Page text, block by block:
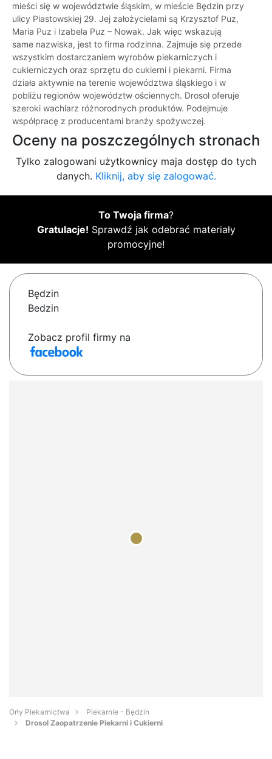
mieści się w województwie śląskim, w mieście Będzin przy
ulicy Piastowskiej 29. Jej założycielami są Krzysztof Puz,
Maria Puz i Izabela Puz – Nowak. Jak więc wskazują
same nazwiska, jest to firma rodzinna. Zajmuje się przede
wszystkim dostarczaniem wyrobów piekarniczych i
cukierniczych oraz sprzętu do cukierni i piekarni. Firma
działa aktywnie na terenie województwa śląskiego i w
pobliżu regionów województw ościennych. Drosol oferuje
szeroki wachlarz różnorodnych produktów. Podejmuje
współpracę z producentami branży spożywczej.
Oceny na poszczególnych stronach
Tylko zalogowani użytkownicy maja dostęp do tych
danych. Kliknij, aby się zalogować.
To Twoja firma?
Gratulacje! Sprawdź jak odebrać materiały
promocyjne!
Będzin
Bedzin
Zobacz profil firmy na
Orły Piekarnictwa
Piekarnie - Będzin
Drosol Zaopatrzenie Piekarni i Cukierni